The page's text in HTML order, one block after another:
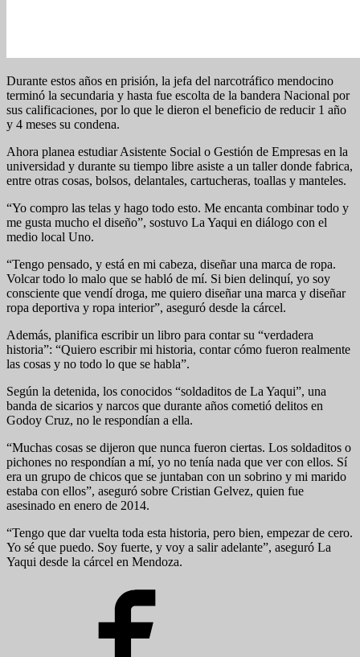
Durante estos años en prisión, la jefa del narcotráfico mendocino
terminó la secundaria y hasta fue escolta de la bandera Nacional por
sus calificaciones, por lo que le dieron el beneficio de reducir 1 año
y 4 meses su condena.
Ahora planea estudiar Asistente Social o Gestión de Empresas en la
universidad y durante su tiempo libre asiste a un taller donde fabrica,
entre otras cosas, bolsos, delantales, cartucheras, toallas y manteles.
“Yo compro las telas y hago todo esto. Me encanta combinar todo y
me gusta mucho el diseño”, sostuvo La Yaqui en diálogo con el
medio local Uno.
“Tengo pensado, y está en mi cabeza, diseñar una marca de ropa.
Volcar todo lo malo que se habló de mí. Si bien delinquí, yo soy
consciente que vendí droga, me quiero diseñar una marca y diseñar
ropa deportiva y ropa interior”, aseguró desde la cárcel.
Además, planifica escribir un libro para contar su “verdadera
historia”: “Quiero escribir mi historia, contar cómo fueron realmente
las cosas y no todo lo que se habla”.
Según la detenida, los conocidos “soldaditos de La Yaqui”, una
banda de sicarios y narcos que durante años cometió delitos en
Godoy Cruz, no le respondían a ella.
“Muchas cosas se dijeron que nunca fueron ciertas. Los soldaditos o
pichones no respondían a mí, yo no tenía nada que ver con ellos. Sí
era un grupo de chicos que se juntaban con un sobrino y mi marido
estaba con ellos”, aseguró sobre Cristian Gelvez, quien fue
asesinado en enero de 2014.
“Tengo que dar vuelta toda esta historia, pero bien, empezar de cero.
Yo sé que puedo. Soy fuerte, y voy a salir adelante”, aseguró La
Yaqui desde la cárcel en Mendoza.